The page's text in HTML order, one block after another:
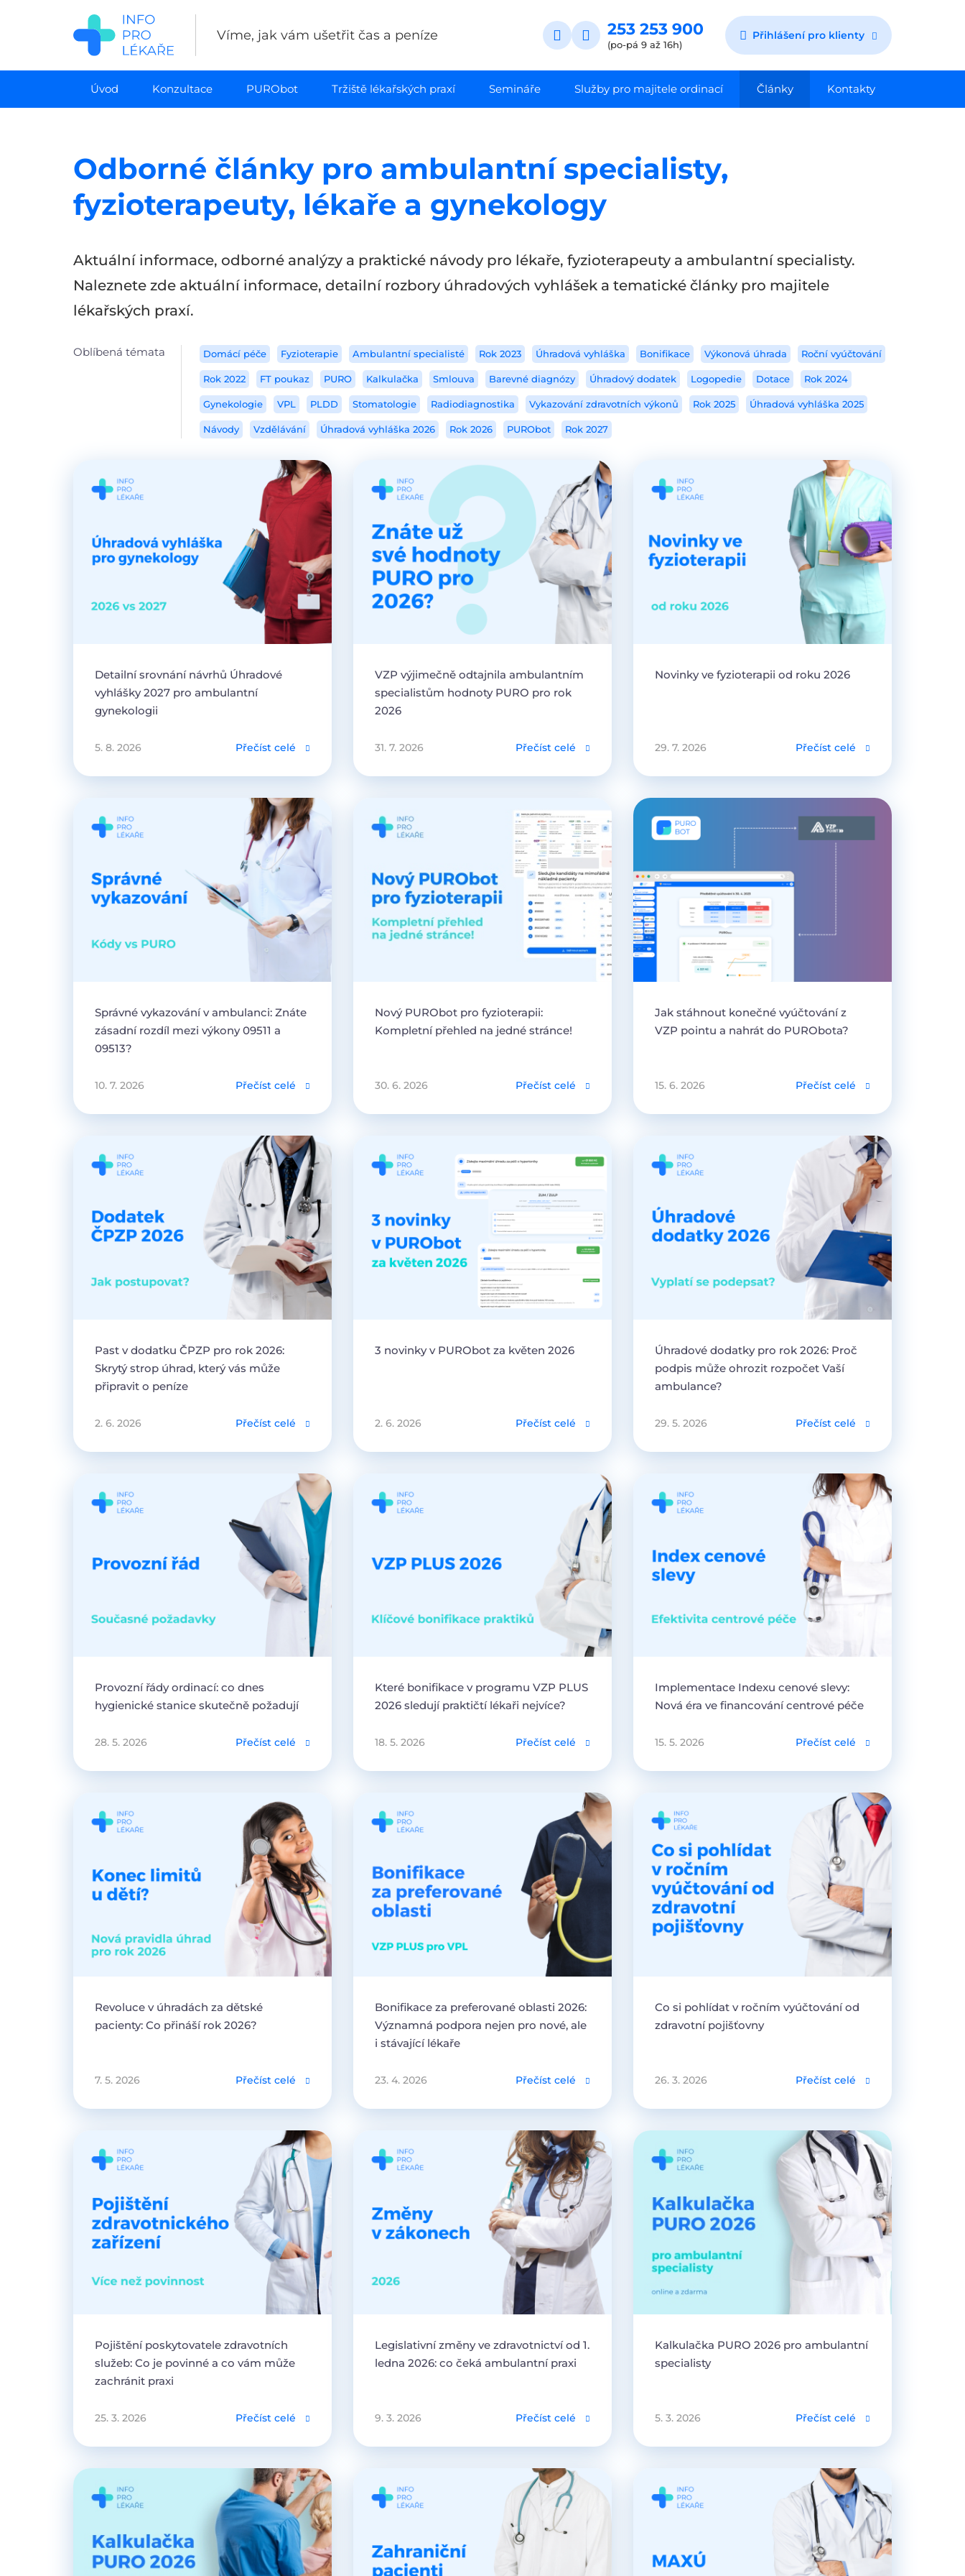
Víme, jak vám ušetřit čas a peníze 253 253 900
(po-pá 9 až 16h)
Přihlášení pro klienty
Úvod Konzultace PURObot Tržiště lékařských praxí Semináře Služby pro majitele ordinací Články Kontakty
Odborné články pro ambulantní specialisty,
fyzioterapeuty, lékaře a gynekology
Aktuální informace, odborné analýzy a praktické návody pro lékaře, fyzioterapeuty a ambulantní specialisty.
Naleznete zde aktuální informace, detailní rozbory úhradových vyhlášek a tematické články pro majitele
lékařských praxí.
Oblíbená témata Domácí péče Fyzioterapie Ambulantní specialisté Rok 2023 Úhradová vyhláška Bonifikace Výkonová úhrada Roční vyúčtování
Rok 2022 FT poukaz PURO Kalkulačka Smlouva Barevné diagnózy Úhradový dodatek Logopedie Dotace Rok 2024
Gynekologie VPL PLDD Stomatologie Radiodiagnostika Vykazování zdravotních výkonů Rok 2025 Úhradová vyhláška 2025
Návody Vzdělávání Úhradová vyhláška 2026 Rok 2026 PURObot Rok 2027
Detailní srovnání návrhů Úhradové
vyhlášky 2027 pro ambulantní
gynekologii
5. 8. 2026 Přečíst celé
VZP výjimečně odtajnila ambulantním
specialistům hodnoty PURO pro rok
2026
31. 7. 2026 Přečíst celé
Novinky ve fyzioterapii od roku 2026
29. 7. 2026 Přečíst celé
Správné vykazování v ambulanci: Znáte
zásadní rozdíl mezi výkony 09511 a
09513?
10. 7. 2026 Přečíst celé
Nový PURObot pro fyzioterapii:
Kompletní přehled na jedné stránce!
30. 6. 2026 Přečíst celé
Jak stáhnout konečné vyúčtování z
VZP pointu a nahrát do PURObota?
15. 6. 2026 Přečíst celé
Past v dodatku ČPZP pro rok 2026:
Skrytý strop úhrad, který vás může
připravit o peníze
2. 6. 2026 Přečíst celé
3 novinky v PURObot za květen 2026
2. 6. 2026 Přečíst celé
Úhradové dodatky pro rok 2026: Proč
podpis může ohrozit rozpočet Vaší
ambulance?
29. 5. 2026 Přečíst celé
Provozní řády ordinací: co dnes
hygienické stanice skutečně požadují
28. 5. 2026 Přečíst celé
Které bonifikace v programu VZP PLUS
2026 sledují praktičtí lékaři nejvíce?
18. 5. 2026 Přečíst celé
Implementace Indexu cenové slevy:
Nová éra ve financování centrové péče
15. 5. 2026 Přečíst celé
Revoluce v úhradách za dětské
pacienty: Co přináší rok 2026?
7. 5. 2026 Přečíst celé
Bonifikace za preferované oblasti 2026:
Významná podpora nejen pro nové, ale
i stávající lékaře
23. 4. 2026 Přečíst celé
Co si pohlídat v ročním vyúčtování od
zdravotní pojišťovny
26. 3. 2026 Přečíst celé
Pojištění poskytovatele zdravotních
služeb: Co je povinné a co vám může
zachránit praxi
25. 3. 2026 Přečíst celé
Legislativní změny ve zdravotnictví od 1.
ledna 2026: co čeká ambulantní praxi
9. 3. 2026 Přečíst celé
Kalkulačka PURO 2026 pro ambulantní
specialisty
5. 3. 2026 Přečíst celé